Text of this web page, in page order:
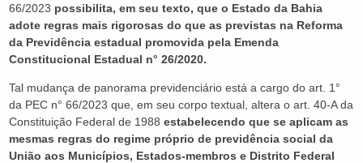
66/2023 possibilita, em seu texto, que o Estado da Bahia
adote regras mais rigorosas do que as previstas na Reforma
da Previdência estadual promovida pela Emenda
Constitucional Estadual n° 26/2020.
Tal mudança de panorama previdenciário está a cargo do art. 1°
da PEC n° 66/2023 que, em seu corpo textual, altera o art. 40-A da
Constituição Federal de 1988 estabelecendo que se aplicam as
mesmas regras do regime próprio de previdência social da
União aos Municípios, Estados-membros e Distrito Federal